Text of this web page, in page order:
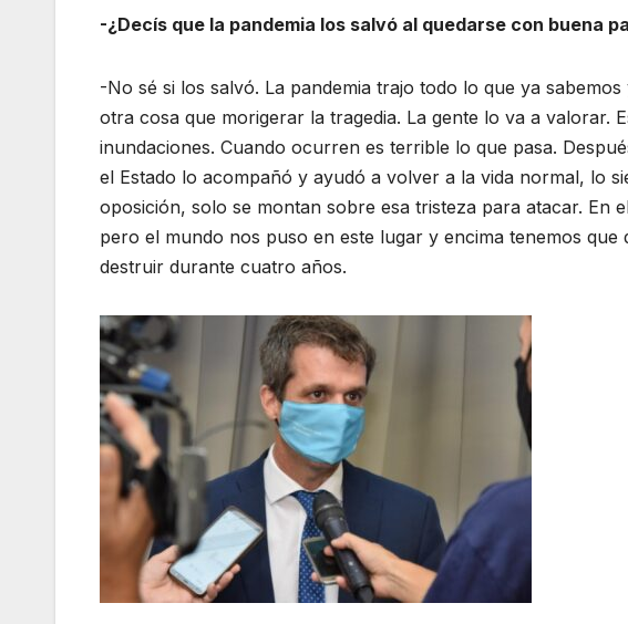
-¿Decís que la pandemia los salvó al quedarse con buena
-No sé si los salvó. La pandemia trajo todo lo que ya
otra cosa que morigerar la tragedia. La gente lo va a valorar.
inundaciones. Cuando ocurren es terrible lo que pasa.
el Estado lo acompañó y ayudó a volver a la vida normal, lo
oposición, solo se montan sobre esa tristeza para atacar. En
pero el mundo nos puso en este lugar y encima tenemos
destruir durante cuatro años.